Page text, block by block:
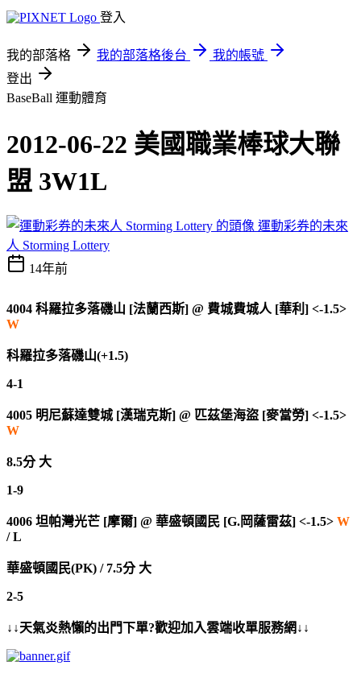
登入
我的部落格 我的部落格後台
我的帳號
登出
BaseBall 運動體育
2012-06-22 美國職業棒球大聯
盟 3W1L
運動彩券的未來
人 Storming Lottery
14年前
4004 科羅拉多落磯山 [法蘭西斯] @ 費城費城人 [華利] <-1.5>
W
科羅拉多落磯山(+1.5)
4-1
4005 明尼蘇達雙城 [漢瑞克斯] @ 匹茲堡海盜 [麥當勞] <-1.5>
W
8.5分 大
1-9
4006 坦帕灣光芒 [摩爾] @ 華盛頓國民 [G.岡薩雷茲] <-1.5> W
/ L
華盛頓國民(PK) / 7.5分 大
2-5
↓↓天氣炎熱懶的出門下單?歡迎加入雲端收單服務網↓↓